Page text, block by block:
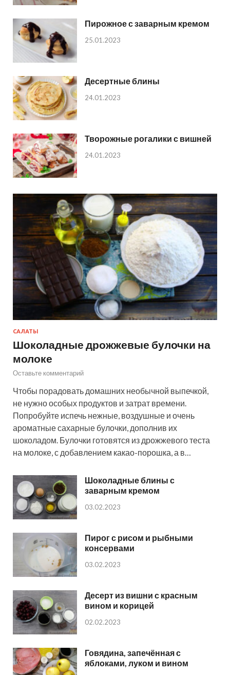
Пирожное с заварным кремом
25.01.2023
Десертные блины
24.01.2023
Творожные рогалики с вишней
24.01.2023
САЛАТЫ
Шоколадные дрожжевые булочки на
молоке
Оставьте комментарий
Чтобы порадовать домашних необычной выпечкой,
не нужно особых продуктов и затрат времени.
Попробуйте испечь нежные, воздушные и очень
ароматные сахарные булочки, дополнив их
шоколадом. Булочки готовятся из дрожжевого теста
на молоке, с добавлением какао-порошка, а в…
Шоколадные блины с
заварным кремом
03.02.2023
Пирог с рисом и рыбными
консервами
03.02.2023
Десерт из вишни с красным
вином и корицей
02.02.2023
Говядина, запечённая с
яблоками, луком и вином